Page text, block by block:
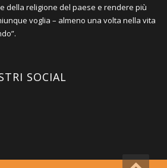
della religione del paese e rendere più
voglia – almeno una volta nella vita
SOCIAL